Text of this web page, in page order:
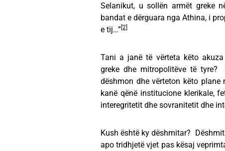
Selanikut, u sollën armët greke
bandat e dërguara nga Athina, i
e tij…” [2]
Tani a janë të vërteta këto
greke dhe mitropolitëve të
dëshmon dhe vërteton këto
kanë qënë institucione klerikale,
interegritetit dhe sovranitetit dhe
Kush është ky dëshmitar?
apo tridhjetë vjet pas kësaj